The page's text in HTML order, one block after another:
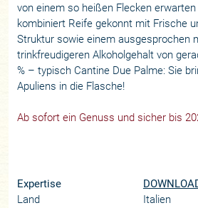
von einem so heißen Flecken
kombiniert Reife gekonnt mit Frische
Struktur sowie einem ausgesprochen
trinkfreudigeren Alkoholgehalt von
% – typisch Cantine Due Palme: Sie
Apuliens in die Flasche!
Ab sofort ein Genuss und sicher bis
Expertise
Land
Italien